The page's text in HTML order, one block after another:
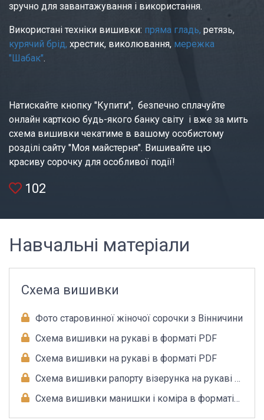
зручно для завантажування і використання.
Використані техніки вишивки: пряма гладь,
курячий брід, хрестик, виколювання, мережка
"Шабак".
Натискайте кнопку "Купити",  безпечно сплачуйте
онлайн карткою будь-якого банку світу  і вже за мить
схема вишивки чекатиме в вашому особистому
розділі сайту "Моя майстерня". Вишивайте цю
красиву сорочку для особливої події!
102
Навчальні матеріали
Схема вишивки
Фото старовинної жіночої сорочки з Вінничини
Схема вишивки на рукаві в форматі PDF
Схема вишивки на рукаві в форматі PDF
Схема вишивки рапорту візерунка на рукаві в
форматі PDF
Схема вишивки манишки і коміра в форматі